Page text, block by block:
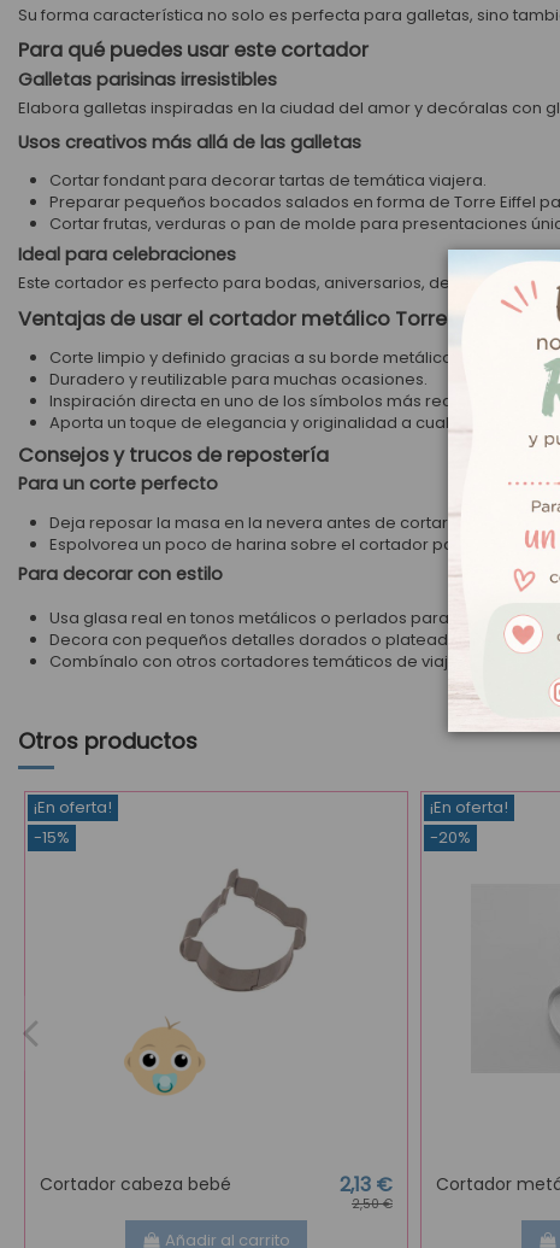
Su forma característica no solo es perfecta para galletas, sino
Para qué puedes usar este cortador
Galletas parisinas irresistibles
Elabora galletas inspiradas en la ciudad del amor y decóralas con
Usos creativos más allá de las galletas
Cortar fondant para decorar tartas de temática viajera.
Preparar pequeños bocados salados en forma de Torre Eiffel
Cortar frutas, verduras o pan de molde para presentaciones
Ideal para celebraciones
Este cortador es perfecto para bodas, aniversarios, despedidas
Ventajas de usar el cortador metálico Torre Eiffel
Corte limpio y definido gracias a su borde metálico.
Duradero y reutilizable para muchas ocasiones.
Inspiración directa en uno de los símbolos más reconocidos del
Aporta un toque de elegancia y originalidad a cualquier receta.
Consejos y trucos de repostería
Para un corte perfecto
Deja reposar la masa en la nevera antes de cortar para que no
Espolvorea un poco de harina sobre el cortador para evitar que
Para decorar con estilo
Usa glasa real en tonos metálicos o perlados para dar un
Decora con pequeños detalles dorados o plateados
Combínalo con otros cortadores temáticos de viajes para
Otros productos
¡En oferta!
-15%
Cortador cabeza bebé 2,13 €
2,50 €
Añadir al carrito
¡En oferta!
-20%
Cortador